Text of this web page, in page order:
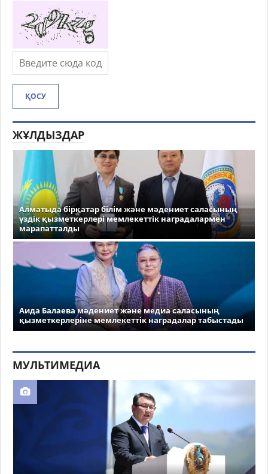
ҚОСУ
ЖҰЛДЫЗДАР
Алматыда бірқатар білім және мәдениет саласының
үздік қызметкерлері мемлекеттік наградалармен
марапатталды
Аида Балаева мәдениет және медиа саласының
қызметкерлеріне мемлекеттік наградалар табыстады
МУЛЬТИМЕДИА